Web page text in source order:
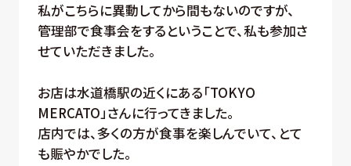
私がこちらに異動してから間もないのですが、
管理部で食事会をするということで、私も参加さ
せていただきました。
お店は水道橋駅の近くにある「TOKYO
MERCATO」さんに行ってきました。
店内では、多くの方が食事を楽しんでいて、とて
も賑やかでした。